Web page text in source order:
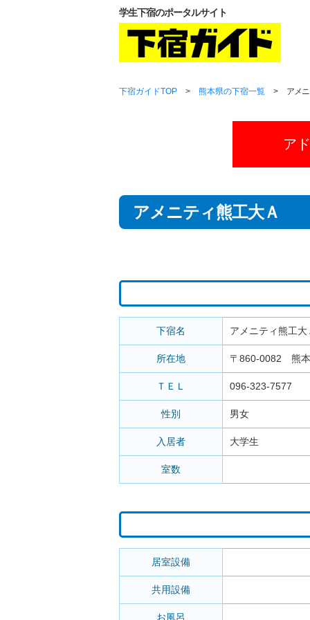
学生下宿のポータルサイト
下宿ガイドTOP > 熊本県の下宿一覧 > アメ
ア
アメニティ熊工大Ａ
下宿名 アメニティ熊工大
所在地 〒860-0082 熊
ＴＥＬ 096-323-7577
性別 男女
入居者 大学生
室数
居室設備
共用設備
お風呂